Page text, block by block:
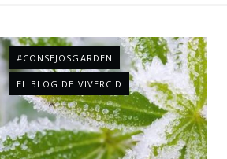
#CONSEJOSGARDEN
EL BLOG DE VIVERCID